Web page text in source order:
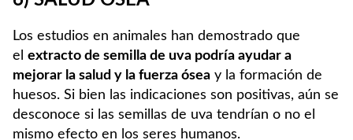
Los estudios en animales han demostrado que
el extracto de semilla de uva podría ayudar a
mejorar la salud y la fuerza ósea y la formación de
huesos. Si bien las indicaciones son positivas, aún se
desconoce si las semillas de uva tendrían o no el
mismo efecto en los seres humanos.